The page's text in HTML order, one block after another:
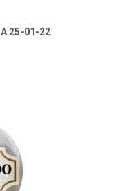
25-01-22